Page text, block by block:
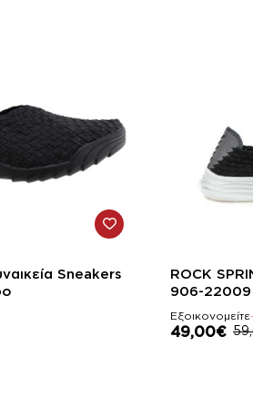
Sneakers
-17%
ROCK
906-
Εξοικονομείτε
49,00€